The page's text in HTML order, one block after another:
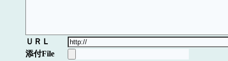
ＵＲＬ
添付File